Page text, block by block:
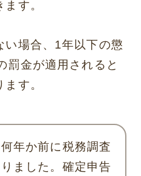
す。
い場合、1年以下の懲
罰金が適用されると
す。
年か前に税務調査
ました。確定申告